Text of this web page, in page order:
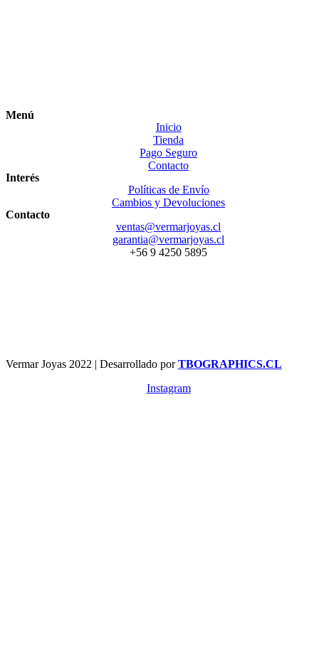
Menú
Inicio
Tienda
Pago Seguro
Contacto
Interés
Políticas de Envío
Cambios y Devoluciones
Contacto
ventas@vermarjoyas.cl
garantia@vermarjoyas.cl
+56 9 4250 5895
Vermar Joyas 2022 | Desarrollado porTBOGRAPHICS.CL
Instagram